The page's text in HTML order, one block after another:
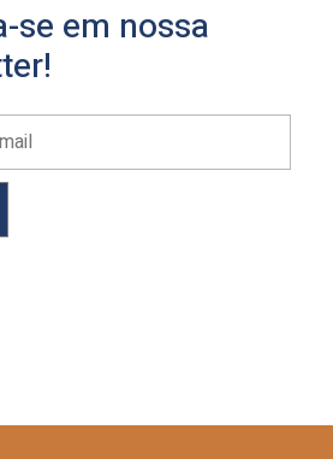
se em nossa